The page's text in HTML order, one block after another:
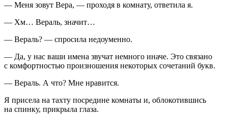
— Меня зовут Вера, — проходя в комнату, ответила я.
— Хм… Вераль, значит…
— Вераль? — спросила недоуменно.
— Да, у нас ваши имена звучат немного иначе. Это связано
с комфортностью произношения некоторых сочетаний букв.
— Вераль. А что? Мне нравится.
Я присела на тахту посредине комнаты и, облокотившись
на спинку, прикрыла глаза.